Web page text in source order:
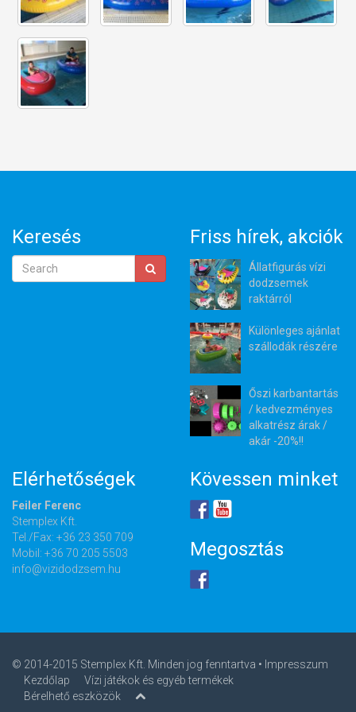
Keresés Friss hírek, akciók
Állatfigurás vízi
dodzsemek
raktárról
Különleges ajánlat
szállodák részére
Őszi karbantartás
/ kedvezményes
alkatrész árak /
akár -20%!!
Elérhetőségek
Feiler Ferenc
Stemplex Kft.
Tel./Fax: +36 23 350 709
Mobil: +36 70 205 5503
info@vizidodzsem.hu
Kövessen minket
Megosztás
© 2014-2015 Stemplex Kft. Minden jog fenntartva • Impresszum
Kezdőlap
Vízi játékok és egyéb termékek
Bérelhető eszközök